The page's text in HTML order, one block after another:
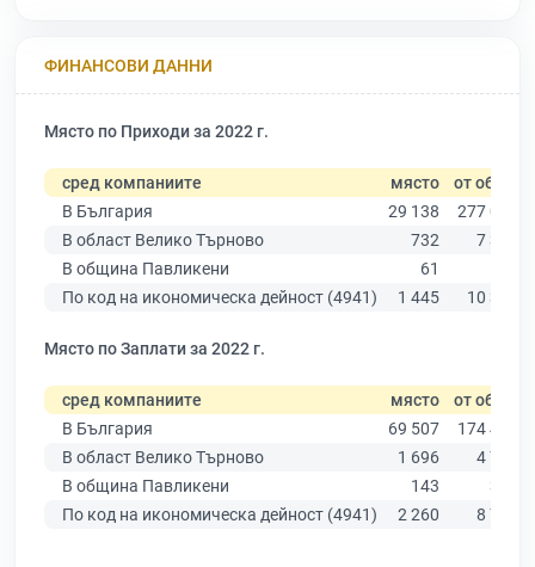
ФИНАНСОВИ ДАННИ
Място по Приходи за 2022 г.
сред компаниите място от общо
В България
29 138
277 019
В област Велико Търново
732
7 358
В община Павликени
61
По код на икономическа дейност (4941)
1 445 10 330
Място по Заплати за 2022 г.
сред компаниите място от общо
В България
69 507
174 403
В област Велико Търново
1 696
4 787
В община Павликени
143
360
По код на икономическа дейност (4941)
2 260 8 756